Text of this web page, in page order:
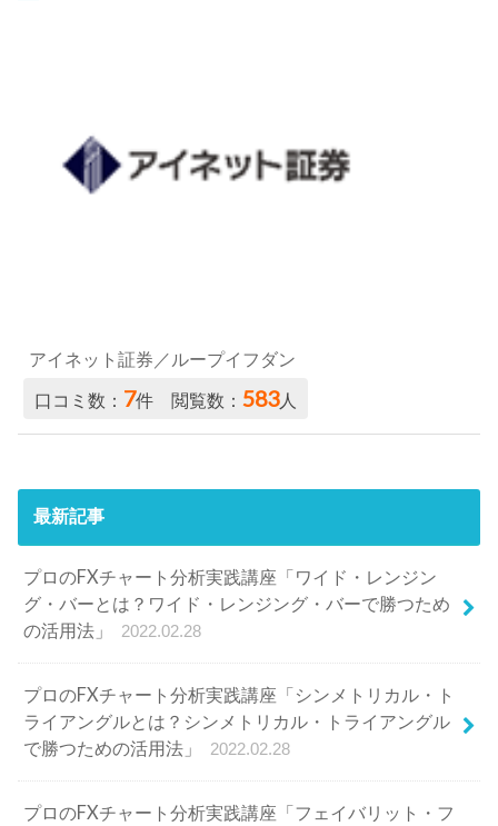
アイネット証券／ループイフダン
口コミ数： 7件 閲覧数：583人
最新記事
プロのFXチャート分析実践講座「ワイド・レンジン
グ・バーとは？ワイド・レンジング・バーで勝つため
の活用法」
2022.02.28
プロのFXチャート分析実践講座「シンメトリカル・ト
ライアングルとは？シンメトリカル・トライアングル
で勝つための活用法」
2022.02.28
プロのFXチャート分析実践講座「フェイバリット・フ